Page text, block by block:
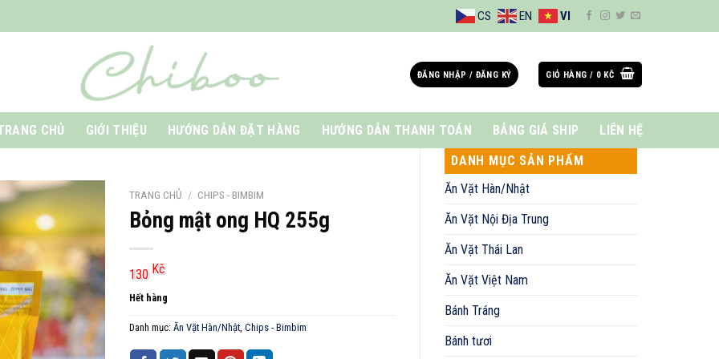
CS EN VI
ĐĂNG NHẬP / ĐĂNG KÝ GIỎ HÀNG / 0 KČ
CHỦ GIỚI THIỆU HƯỚNG DẪN ĐẶT HÀNG HƯỚNG DẪN THANH TOÁN BẢNG GIÁ SHIP
LIÊN HỆ
DANH MỤC SẢN PHẨM
Ăn Vặt Hàn/Nhật
Ăn Vặt Nội Địa Trung
Ăn Vặt Thái Lan
Ăn Vặt Việt Nam
Bánh Tráng
Bánh tươi
TRANG CHỦ / CHIPS - BIMBIM
Bỏng mật ong HQ 255g
130 Kč
Hết hàng
Danh mục: Ăn Vặt Hàn/Nhật, Chips - Bimbim